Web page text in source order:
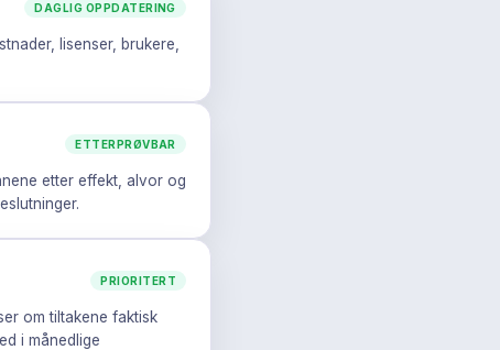
DAGLIG OPPDATERING
lisenser, brukere,
ETTERPRØVBAR
etter effekt, alvor og
PRIORITERT
om tiltakene faktisk
i månedlige